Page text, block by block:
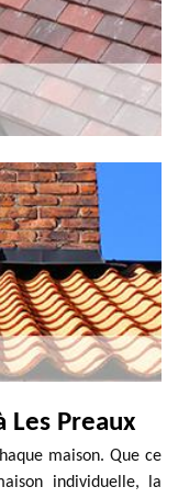
Preaux
maison. Que ce
individuelle, la